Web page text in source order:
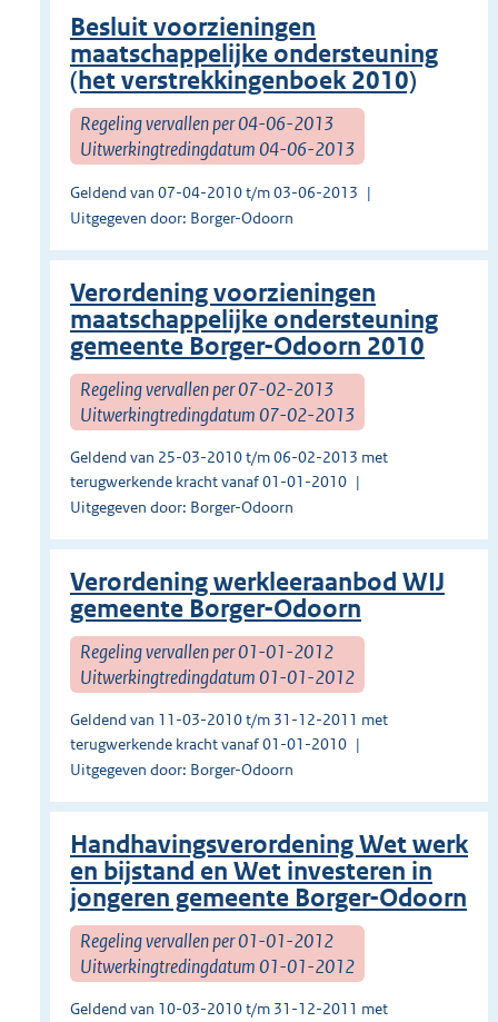
Besluit voorzieningen
maatschappelijke ondersteuning
(het verstrekkingenboek 2010)
Regeling vervallen per 04-06-2013
Uitwerkingtredingdatum 04-06-2013
Geldend van 07-04-2010 t/m 03-06-2013
Uitgegeven door: Borger-Odoorn
Verordening voorzieningen
maatschappelijke ondersteuning
gemeente Borger-Odoorn 2010
Regeling vervallen per 07-02-2013
Uitwerkingtredingdatum 07-02-2013
Geldend van 25-03-2010 t/m 06-02-2013 met
terugwerkende kracht vanaf 01-01-2010
Uitgegeven door: Borger-Odoorn
Verordening werkleeraanbod WIJ
gemeente Borger-Odoorn
Regeling vervallen per 01-01-2012
Uitwerkingtredingdatum 01-01-2012
Geldend van 11-03-2010 t/m 31-12-2011 met
terugwerkende kracht vanaf 01-01-2010
Uitgegeven door: Borger-Odoorn
Handhavingsverordening Wet werk
en bijstand en Wet investeren in
jongeren gemeente Borger-Odoorn
Regeling vervallen per 01-01-2012
Uitwerkingtredingdatum 01-01-2012
Geldend van 10-03-2010 t/m 31-12-2011 met